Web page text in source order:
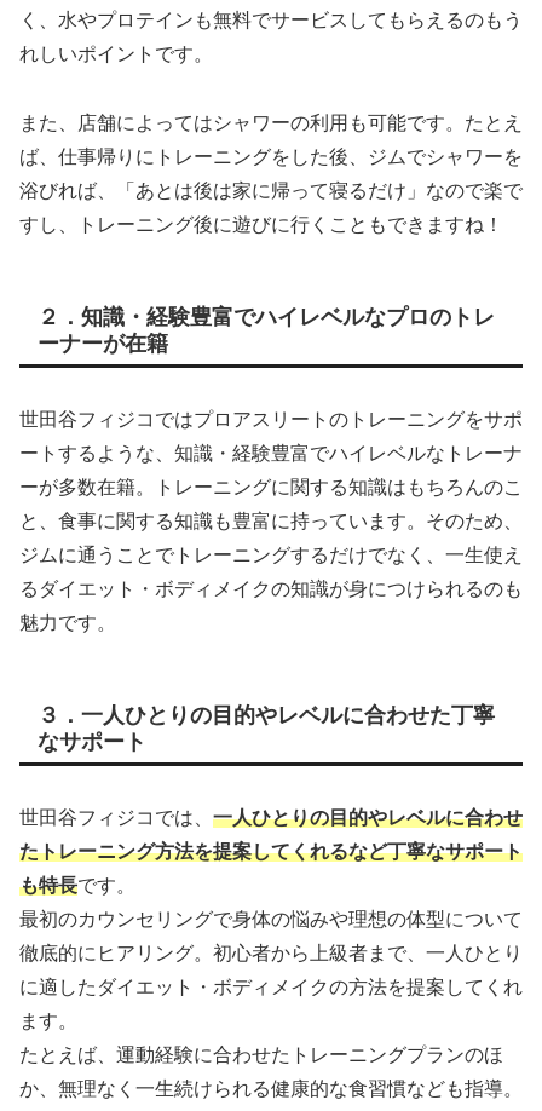
く、水やプロテインも無料でサービスしてもらえるのもう
れしいポイントです。
また、店舗によってはシャワーの利用も可能です。たとえ
ば、仕事帰りにトレーニングをした後、ジムでシャワーを
浴びれば、「あとは後は家に帰って寝るだけ」なので楽で
すし、トレーニング後に遊びに行くこともできますね！
２．知識・経験豊富でハイレベルなプロのトレ
ーナーが在籍
世田谷フィジコではプロアスリートのトレーニングをサポ
ートするような、知識・経験豊富でハイレベルなトレーナ
ーが多数在籍。トレーニングに関する知識はもちろんのこ
と、食事に関する知識も豊富に持っています。そのため、
ジムに通うことでトレーニングするだけでなく、一生使え
るダイエット・ボディメイクの知識が身につけられるのも
魅力です。
３．一人ひとりの目的やレベルに合わせた丁寧
なサポート
世田谷フィジコでは、 一人ひとりの目的やレベルに合わせ
たトレーニング方法を提案してくれるなど丁寧なサポート
も特長です。
最初のカウンセリングで身体の悩みや理想の体型について
徹底的にヒアリング。初心者から上級者まで、一人ひとり
に適したダイエット・ボディメイクの方法を提案してくれ
ます。
たとえば、運動経験に合わせたトレーニングプランのほ
か、無理なく一生続けられる健康的な食習慣なども指導。